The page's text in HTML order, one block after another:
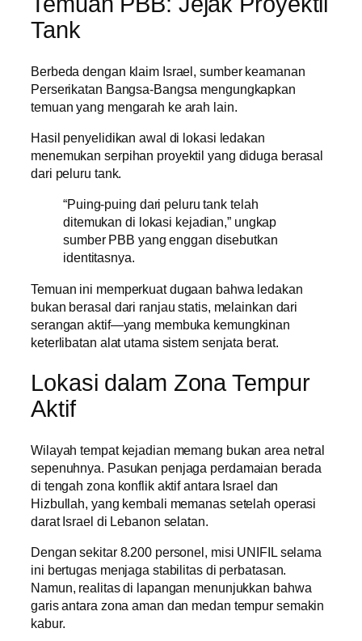
Tank
Berbeda dengan klaim Israel, sumber keamanan
Perserikatan Bangsa-Bangsa mengungkapkan
temuan yang mengarah ke arah lain.
Hasil penyelidikan awal di lokasi ledakan
menemukan serpihan proyektil yang diduga berasal
dari peluru tank.
“Puing-puing dari peluru tank telah
ditemukan di lokasi kejadian,” ungkap
sumber PBB yang enggan disebutkan
identitasnya.
Temuan ini memperkuat dugaan bahwa ledakan
bukan berasal dari ranjau statis, melainkan dari
serangan aktif—yang membuka kemungkinan
keterlibatan alat utama sistem senjata berat.
Lokasi dalam Zona Tempur
Aktif
Wilayah tempat kejadian memang bukan area netral
sepenuhnya. Pasukan penjaga perdamaian berada
di tengah zona konflik aktif antara Israel dan
Hizbullah, yang kembali memanas setelah operasi
darat Israel di Lebanon selatan.
Dengan sekitar 8.200 personel, misi UNIFIL selama
ini bertugas menjaga stabilitas di perbatasan.
Namun, realitas di lapangan menunjukkan bahwa
garis antara zona aman dan medan tempur semakin
kabur.